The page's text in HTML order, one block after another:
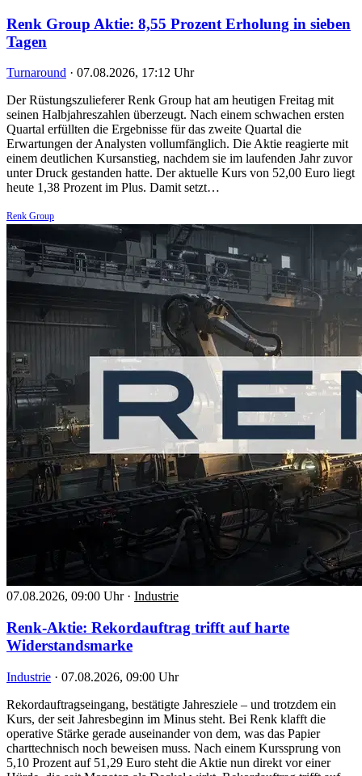
Renk Group Aktie: 8,55 Prozent Erholung in sieben
Tagen
Turnaround · 07.08.2026, 17:12 Uhr
Der Rüstungszulieferer Renk Group hat am heutigen Freitag mit
seinen Halbjahreszahlen überzeugt. Nach einem schwachen ersten
Quartal erfüllten die Ergebnisse für das zweite Quartal die
Erwartungen der Analysten vollumfänglich. Die Aktie reagierte mit
einem deutlichen Kursanstieg, nachdem sie im laufenden Jahr zuvor
unter Druck gestanden hatte. Der aktuelle Kurs von 52,00 Euro liegt
heute 1,38 Prozent im Plus. Damit setzt…
Renk Group
07.08.2026, 09:00 Uhr · Industrie
Renk-Aktie: Rekordauftrag trifft auf harte
Widerstandsmarke
Industrie · 07.08.2026, 09:00 Uhr
Rekordauftragseingang, bestätigte Jahresziele – und trotzdem ein
Kurs, der seit Jahresbeginn im Minus steht. Bei Renk klafft die
operative Stärke gerade auseinander von dem, was das Papier
charttechnisch noch beweisen muss. Nach einem Kurssprung von
5,10 Prozent auf 51,29 Euro steht die Aktie nun direkt vor einer